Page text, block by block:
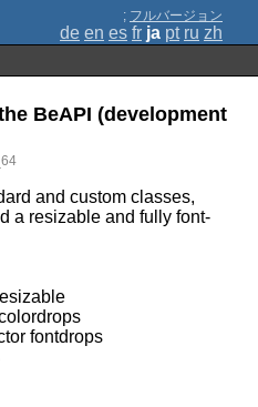
; フルバージョン
de en es fr ja pt ru zh
BeAPI (development
and custom classes,
a resizable and fully font-
fontdrops